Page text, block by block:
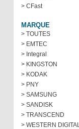
> CFast
MARQUE
> TOUTES
> EMTEC
> Integral
> KINGSTON
> KODAK
> PNY
> SAMSUNG
> SANDISK
> TRANSCEND
> WESTERN